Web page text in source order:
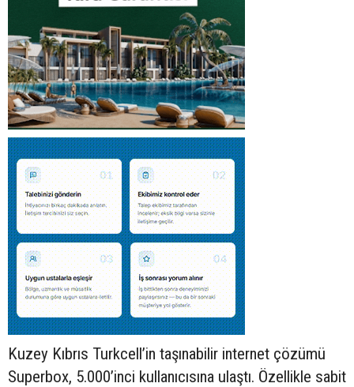
Kuzey Kıbrıs Turkcell’in taşınabilir internet çözümü
Superbox, 5.000’inci kullanıcısına ulaştı. Özellikle sabit